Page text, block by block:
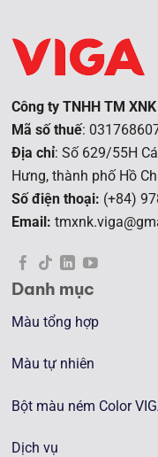
Công ty TNHH TM
Mã số thuế:
Địa chỉ: Số 629/55H
Hưng, thành phố Hồ
Số điện thoại: (+84)
Email:
Danh mục
Màu tổng hợp
Màu tự nhiên
Bột màu ném Color
Dịch vụ